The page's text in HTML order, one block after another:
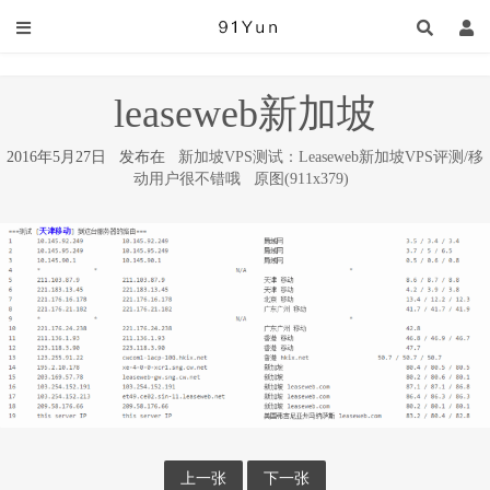
leaseweb新加坡
2016年5月27日 发布在 新加坡VPS测试：Leaseweb新加坡VPS评测/移
动用户很不错哦
原图(911x379)
上一张 下一张